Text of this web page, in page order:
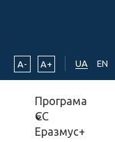
A- A+ UA EN
Програма
ЄС
Еразмус+